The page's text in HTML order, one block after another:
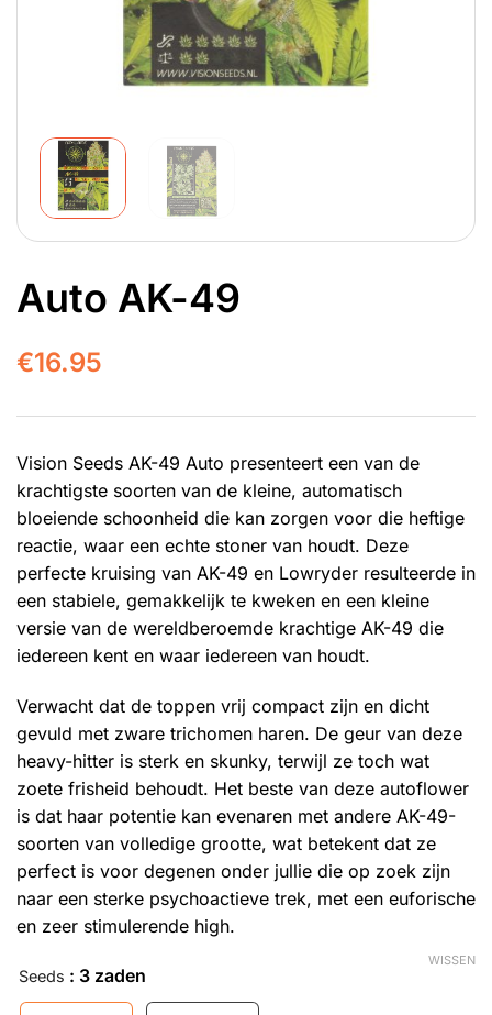
Auto AK-49
€16.95
Vision Seeds AK-49 Auto presenteert een van de
krachtigste soorten van de kleine, automatisch
bloeiende schoonheid die kan zorgen voor die heftige
reactie, waar een echte stoner van houdt. Deze
perfecte kruising van AK-49 en Lowryder resulteerde in
een stabiele, gemakkelijk te kweken en een kleine
versie van de wereldberoemde krachtige AK-49 die
iedereen kent en waar iedereen van houdt.
Verwacht dat de toppen vrij compact zijn en dicht
gevuld met zware trichomen haren. De geur van deze
heavy-hitter is sterk en skunky, terwijl ze toch wat
zoete frisheid behoudt. Het beste van deze autoflower
is dat haar potentie kan evenaren met andere AK-49-
soorten van volledige grootte, wat betekent dat ze
perfect is voor degenen onder jullie die op zoek zijn
naar een sterke psychoactieve trek, met een euforische
en zeer stimulerende high.
Seeds : 3 zaden
WISSEN